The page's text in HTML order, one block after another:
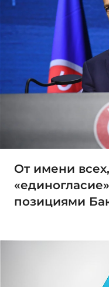
От имени
позициями